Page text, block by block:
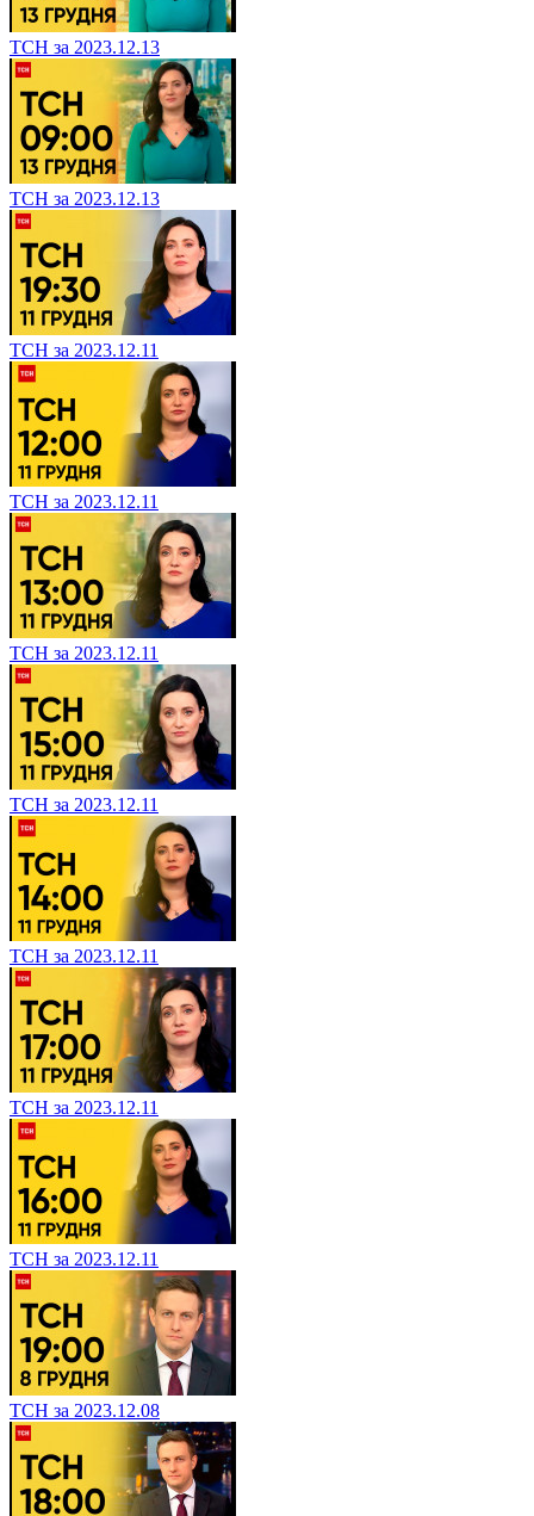
ТСН за 2023.12.13
ТСН за 2023.12.13
ТСН за 2023.12.11
ТСН за 2023.12.11
ТСН за 2023.12.11
ТСН за 2023.12.11
ТСН за 2023.12.11
ТСН за 2023.12.11
ТСН за 2023.12.11
ТСН за 2023.12.08